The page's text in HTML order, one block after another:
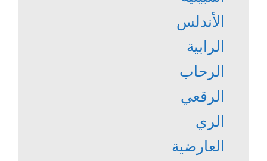
الأندلس
الرابية
الرحاب
الرقعي
الري
العارضية